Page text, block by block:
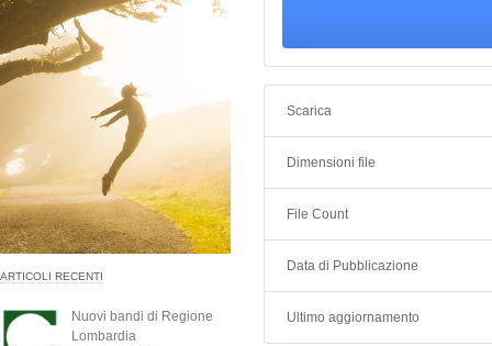
ARTICOLI RECENTI
Nuovi bandi di Regione
Lombardia
Scarica
Dimensioni file
File Count
Data di Pubblicazione
Ultimo aggiornamento